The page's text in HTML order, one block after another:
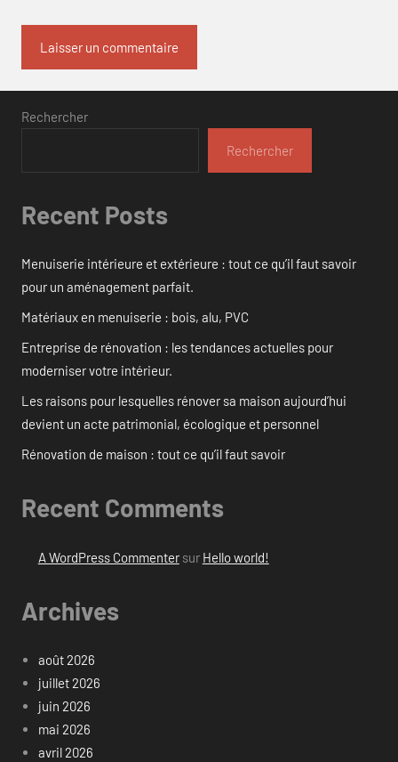
Rechercher
Rechercher
Recent Posts
Menuiserie intérieure et extérieure : tout ce qu’il faut savoir
pour un aménagement parfait.
Matériaux en menuiserie : bois, alu, PVC
Entreprise de rénovation : les tendances actuelles pour
moderniser votre intérieur.
Les raisons pour lesquelles rénover sa maison aujourd’hui
devient un acte patrimonial, écologique et personnel
Rénovation de maison : tout ce qu’il faut savoir
Recent Comments
A WordPress Commentersur Hello world!
Archives
août 2026
juillet 2026
juin 2026
mai 2026
avril 2026